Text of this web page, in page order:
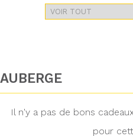
AUBERGE
Il n'y a pas de bons
pour